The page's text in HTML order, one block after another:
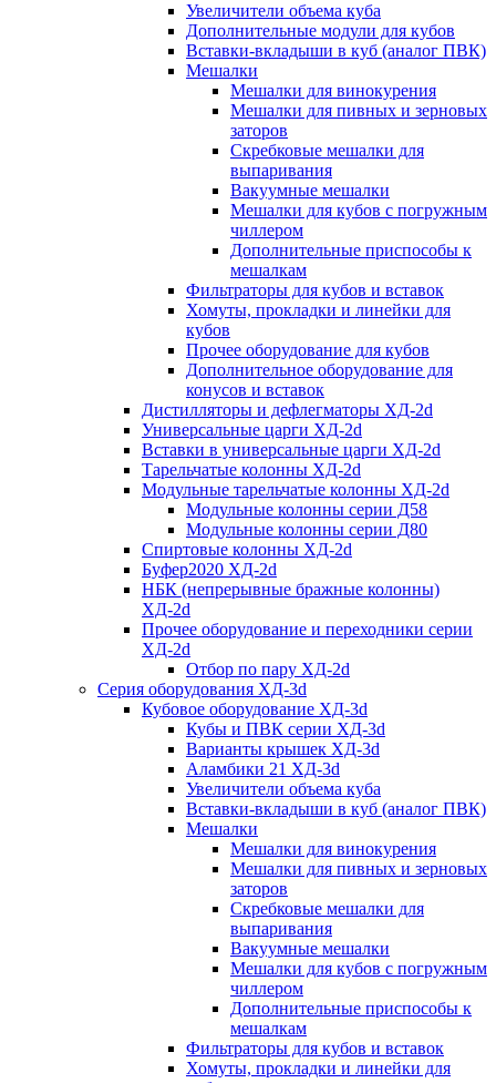
Увеличители объема куба
Дополнительные модули для кубов
Вставки-вкладыши в куб (аналог ПВК)
Мешалки
Мешалки для винокурения
Мешалки для пивных и зерновых
заторов
Скребковые мешалки для
выпаривания
Вакуумные мешалки
Мешалки для кубов с погружным
чиллером
Дополнительные приспособы к
мешалкам
Фильтраторы для кубов и вставок
Хомуты, прокладки и линейки для
кубов
Прочее оборудование для кубов
Дополнительное оборудование для
конусов и вставок
Дистилляторы и дефлегматоры ХД-2d
Универсальные царги ХД-2d
Вставки в универсальные царги ХД-2d
Тарельчатые колонны ХД-2d
Модульные тарельчатые колонны ХД-2d
Модульные колонны серии Д58
Модульные колонны серии Д80
Спиртовые колонны ХД-2d
Буфер2020 ХД-2d
НБК (непрерывные бражные колонны)
ХД-2d
Прочее оборудование и переходники серии
ХД-2d
Отбор по пару ХД-2d
Серия оборудования ХД-3d
Кубовое оборудование ХД-3d
Кубы и ПВК серии ХД-3d
Варианты крышек ХД-3d
Аламбики 21 ХД-3d
Увеличители объема куба
Вставки-вкладыши в куб (аналог ПВК)
Мешалки
Мешалки для винокурения
Мешалки для пивных и зерновых
заторов
Скребковые мешалки для
выпаривания
Вакуумные мешалки
Мешалки для кубов с погружным
чиллером
Дополнительные приспособы к
мешалкам
Фильтраторы для кубов и вставок
Хомуты, прокладки и линейки для